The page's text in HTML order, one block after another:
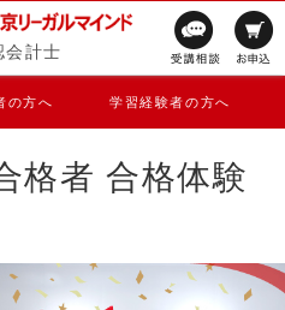
会計士
の方へ 学習経験者の方へ
格者 合格体験